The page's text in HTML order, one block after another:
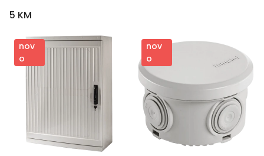
5 KM
nov
o
nov
o